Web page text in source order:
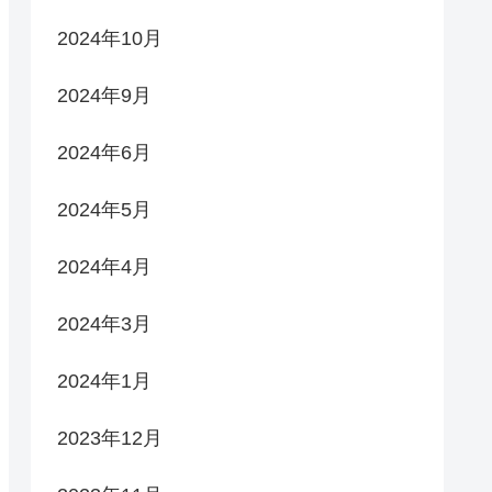
2024年10月
2024年9月
2024年6月
2024年5月
2024年4月
2024年3月
2024年1月
2023年12月